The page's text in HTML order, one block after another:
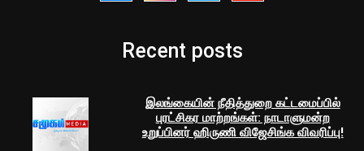
Recent posts
இலங்கையின் நீதித்துறை கட்டமைப்பில்
புரட்சிகர மாற்றங்கள்: நாடாளுமன்ற
உறுப்பினர் ஹிருணி விஜேசிங்க விவரிப்பு!